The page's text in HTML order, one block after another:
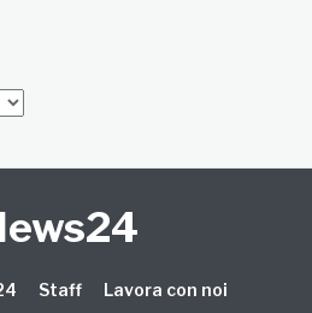
Staff
Lavora con noi